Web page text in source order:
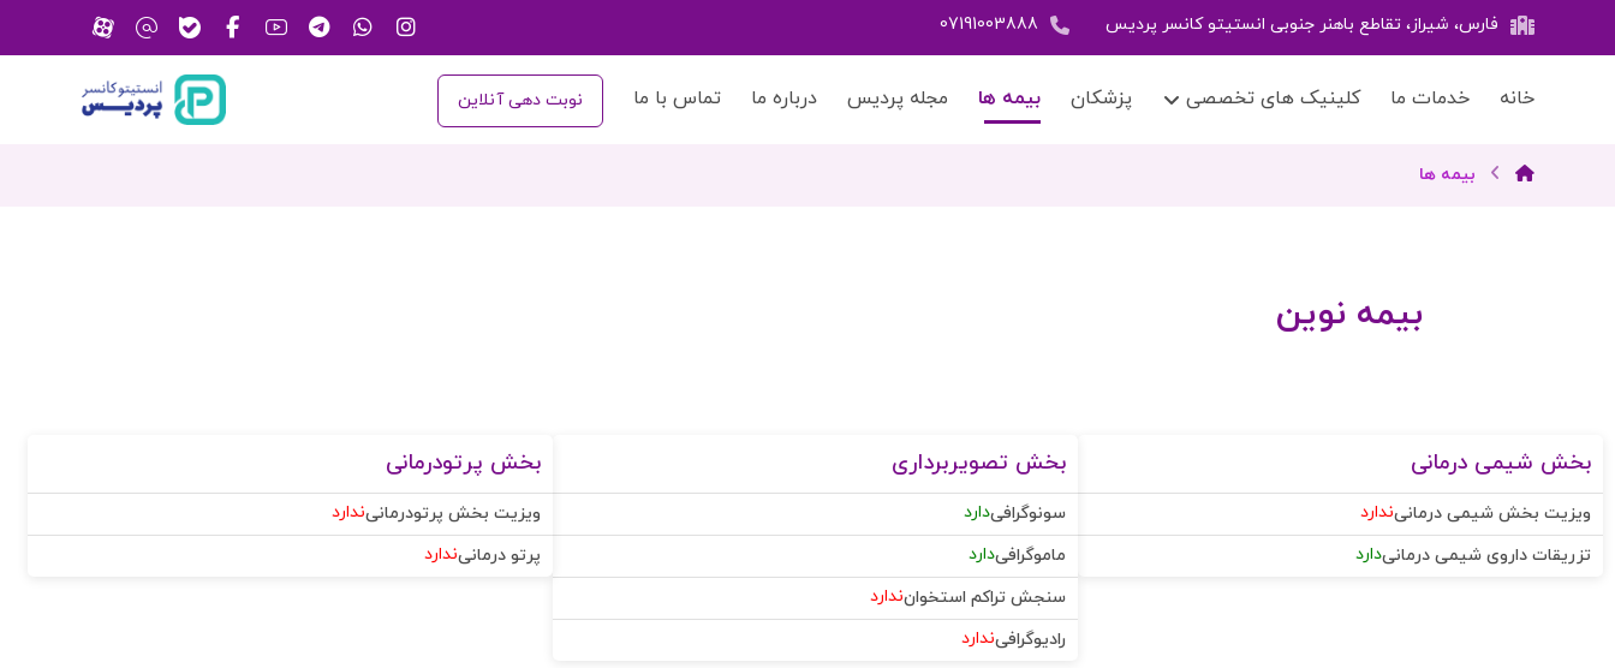
فارس، شیراز، تقاطع باهنر جنوبی انستیتو کانسر پردیس 07191003888
خانه خدمات ما کلینیک های تخصصی پزشکان بیمه ها مجله پردیس درباره ما تماس با ما نوبت دهی آنلاین
بیمه ها
بیمه نوین
بخش شیمی درمانی
ویزیت بخش شیمی درمانیندارد
تزریقات داروی شیمی درمانیدارد
بخش تصویربرداری
سونوگرافیدارد
ماموگرافیدارد
سنجش تراکم استخوانندارد
رادیوگرافیندارد
بخش پرتودرمانی
ویزیت بخش پرتودرمانیندارد
پرتو درمانیندارد